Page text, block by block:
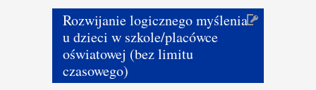
Rozwijanie logicznego myślenia
u dzieci w szkole/placówce
oświatowej (bez limitu
czasowego)